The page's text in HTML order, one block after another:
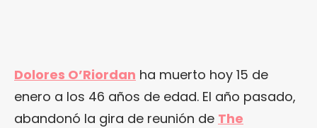
Dolores O’Riordan ha muerto hoy 15 de
enero a los 46 años de edad. El año pasado,
abandonó la gira de reunión de The